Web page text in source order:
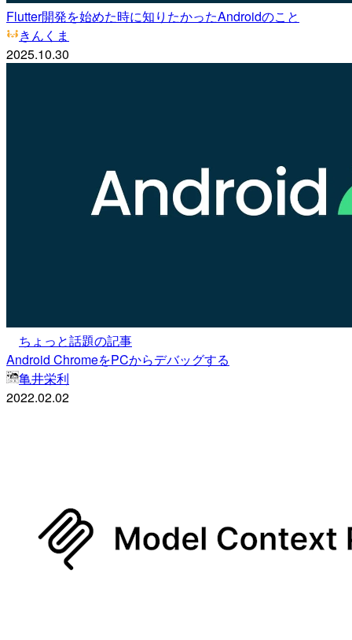
Flutter開発を始めた時に知りたかったAndroidのこと
きんくま
2025.10.30
ちょっと話題の記事
Android ChromeをPCからデバッグする
亀井栄利
2022.02.02